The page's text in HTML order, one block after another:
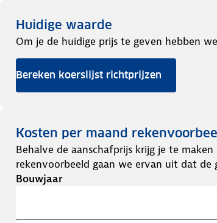
Huidige waarde
Om je de huidige prijs te geven hebben
Bereken koerslijst richtprijzen
Kosten per maand
Behalve de aanschafprijs krijg je te
rekenvoorbeeld gaan we ervan uit dat
Bouwjaar